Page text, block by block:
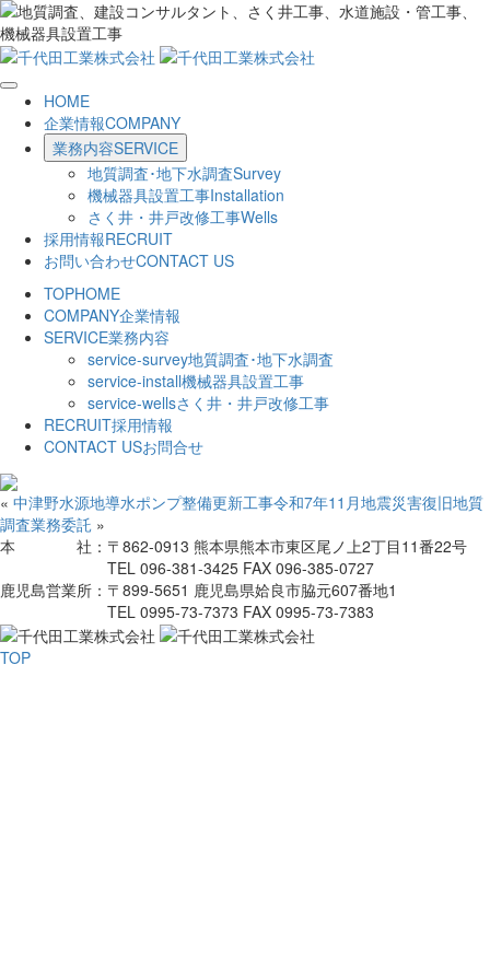
HOME
企業情報COMPANY
業務内容SERVICE
地質調査･地下水調査Survey
機械器具設置工事Installation
さく井・井戸改修工事Wells
採用情報RECRUIT
お問い合わせCONTACT US
TOPHOME
COMPANY企業情報
SERVICE業務内容
service-survey地質調査･地下水調査
service-install機械器具設置工事
service-wellsさく井・井戸改修工事
RECRUIT採用情報
CONTACT USお問合せ
« 中津野水源地導水ポンプ整備更新工事令和7年11月地震災害復旧地質
調査業務委託 »
本 社： 〒862-0913 熊本県熊本市東区尾ノ上2丁目11番22号
TEL 096-381-3425 FAX 096-385-0727
鹿児島営業所： 〒899-5651 鹿児島県姶良市脇元607番地1
TEL 0995-73-7373 FAX 0995-73-7383
TOP